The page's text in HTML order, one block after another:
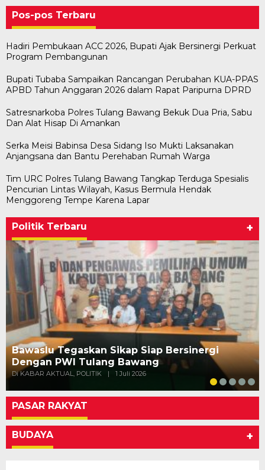
Pos-pos Terbaru
Hadiri Pembukaan ACC 2026, Bupati Ajak Bersinergi Perkuat
Program Pembangunan
Bupati Tubaba Sampaikan Rancangan Perubahan KUA-PPAS
APBD Tahun Anggaran 2026 dalam Rapat Paripurna DPRD
Satresnarkoba Polres Tulang Bawang Bekuk Dua Pria, Sabu
Dan Alat Hisap Di Amankan
Serka Meisi Babinsa Desa Sidang Iso Mukti Laksanakan
Anjangsana dan Bantu Perehaban Rumah Warga
Tim URC Polres Tulang Bawang Tangkap Terduga Spesialis
Pencurian Lintas Wilayah, Kasus Bermula Hendak
Menggoreng Tempe Karena Lapar
Politik Terbaru +
Bawaslu Tegaskan Sikap Siap Bersinergi
Dengan PWI Tulang Bawang
Di KABAR AKTUAL, POLITIK | 1 Juli 2026
PASAR RAKYAT
BUDAYA +